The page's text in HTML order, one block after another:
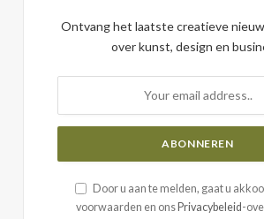
Ontvang het laatste creatieve
over kunst, design en
Door u aan te melden, gaat u
voorwaarden en ons Privacybeleid -